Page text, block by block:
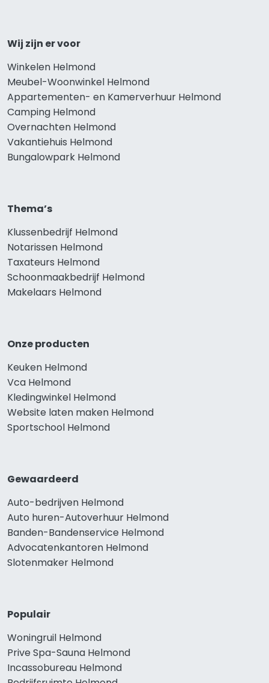
Wij zijn er voor
Winkelen Helmond
Meubel-Woonwinkel Helmond
Appartementen- en Kamerverhuur Helmond
Camping Helmond
Overnachten Helmond
Vakantiehuis Helmond
Bungalowpark Helmond
Thema’s
Klussenbedrijf Helmond
Notarissen Helmond
Taxateurs Helmond
Schoonmaakbedrijf Helmond
Makelaars Helmond
Onze producten
Keuken Helmond
Vca Helmond
Kledingwinkel Helmond
Website laten maken Helmond
Sportschool Helmond
Gewaardeerd
Auto-bedrijven Helmond
Auto huren-Autoverhuur Helmond
Banden-Bandenservice Helmond
Advocatenkantoren Helmond
Slotenmaker Helmond
Populair
Woningruil Helmond
Prive Spa-Sauna Helmond
Incassobureau Helmond